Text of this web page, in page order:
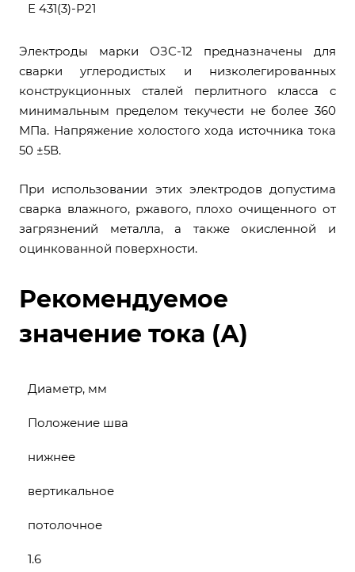
Е 431(3)-Р21
Электроды марки ОЗС-12 предназначены для
сварки углеродистых и низколегированных
конструкционных сталей перлитного класса с
минимальным пределом текучести не более 360
МПа. Напряжение холостого хода источника тока
50 ±5В.
При использовании этих электродов допустима
сварка влажного, ржавого, плохо очищенного от
загрязнений металла, а также окисленной и
оцинкованной поверхности.
Рекомендуемое
значение тока (А)
Диаметр, мм
Положение шва
нижнее
вертикальное
потолочное
1.6